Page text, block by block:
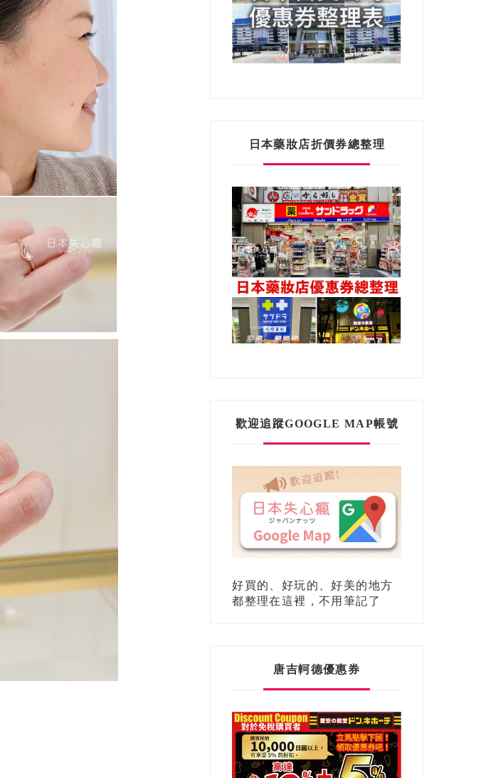
日本藥妝店折價券總整理
歡迎追蹤GOOGLE MAP帳號
好買的、好玩的、好美的地方
都整理在這裡，不用筆記了
唐吉軻德優惠券